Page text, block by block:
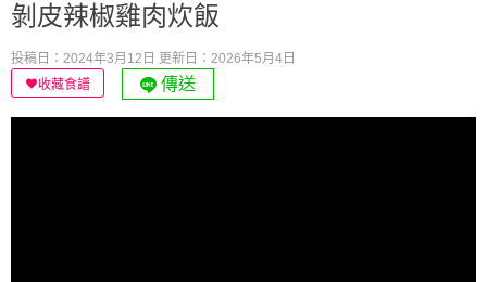
剝皮辣椒雞肉炊飯
投稿日：2024年3月12日 更新日：2026年5月4日
收藏食譜
傳送